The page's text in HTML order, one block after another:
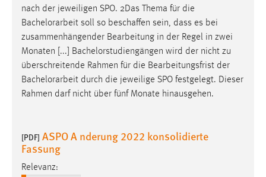
nach der jeweiligen SPO. 2Das Thema für die
Bachelorarbeit soll so beschaffen sein, dass es bei
zusammenhängender Bearbeitung in der Regel in zwei
Monaten [...] Bachelorstudiengängen wird der nicht zu
überschreitende Rahmen für die Bearbeitungsfrist der
Bachelorarbeit durch die jeweilige SPO festgelegt. Dieser
Rahmen darf nicht über fünf Monate hinausgehen.
[PDF] ASPO A nderung 2022 konsolidierte
Fassung
Relevanz: